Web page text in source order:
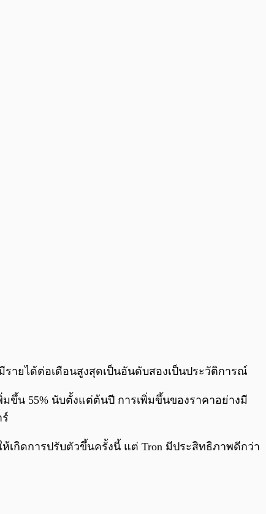
0:00 0:00
รายได้ต่อเดือนสูงสุดเป็นอันดับสองเป็นประวัติการณ์
มขึ้น 55% นับตั้งแต่ต้นปี การเพิ่มขึ้นของราคาอย่างมี
เกิดการปรับตัวขึ้นครั้งนี้ แต่ Tron มีประสิทธิภาพดีกว่า